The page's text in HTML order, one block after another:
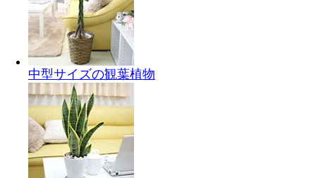
中型サイズの観葉植物